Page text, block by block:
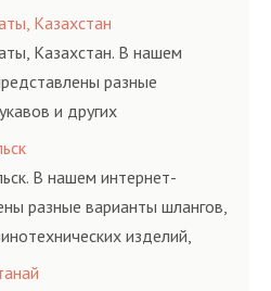
техническим условиям
Казахстан
Казахстан. В нашем
разные
и других
соответствующих
и нормативам.
В нашем интернет-
разные варианты шлангов,
изделий,
техническим условиям